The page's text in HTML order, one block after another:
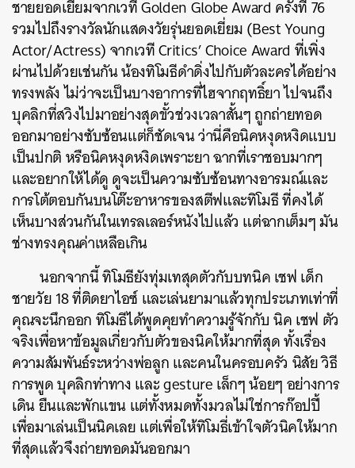
ชายยอดเยี่ยมจากเวที Golden Globe Award ครั้งที่ 76
รวมไปถึงรางวัลนักแสดงวัยรุ่นยอดเยี่ยม (Best Young
Actor/Actress) จากเวที Critics’ Choice Award ที่เพิ่ง
ผ่านไปด้วยเช่นกัน น้องทิโมธีดำดิ่งไปกับตัวละครได้อย่าง
ทรงพลัง ไม่ว่าจะเป็นบางอาการที่ไฮจากฤทธิ์ยา ไปจนถึง
บุคลิกที่สวิงไปมาอย่างสุดขั้วช่วงเวลาสั้นๆ ถูกถ่ายทอด
ออกมาอย่างซับซ้อนแต่ก็ชัดเจน ว่านี่คือนิคหงุดหงิดแบบ
เป็นปกติ หรือนิคหงุดหงิดเพราะยา ฉากที่เราชอบมากๆ
และอยากให้ได้ดู ดูจะเป็นความซับซ้อนทางอารมณ์และ
การโต้ตอบกันบนโต๊ะอาหารของสตีฟและทิโมธี ที่คงได้
เห็นบางส่วนกันในเทรลเลอร์หนังไปแล้ว แต่ฉากเต็มๆ มัน
ช่างทรงคุณค่าเหลือเกิน
นอกจากนี้ ทิโมธียังทุ่มเทสุดตัวกับบทนิค เชฟ เด็ก
ชายวัย 18 ที่ติดยาไอซ์ และเล่นยามาแล้วทุกประเภทเท่าที่
คุณจะนึกออก ทิโมธีได้พูดคุยทำความรู้จักกับ นิค เชฟ ตัว
จริงเพื่อหาข้อมูลเกี่ยวกับตัวของนิคให้มากที่สุด ทั้งเรื่อง
ความสัมพันธ์ระหว่างพ่อลูก และคนในครอบครัว นิสัย วิธี
การพูด บุคลิกท่าทาง และ gesture เล็กๆ น้อยๆ อย่างการ
เดิน ยืนและพักแขน แต่ทั้งหมดทั้งมวลไม่ใช่การก๊อปปี้
เพื่อมาเล่นเป็นนิคเลย แต่เพื่อให้ทิโมธี่เข้าใจตัวนิคให้มาก
ที่สุดแล้วจึงถ่ายทอดมันออกมา